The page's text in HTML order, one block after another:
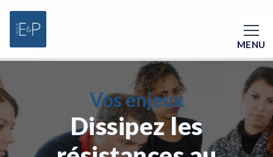
MENU
Vos enjeux
Dissipez les